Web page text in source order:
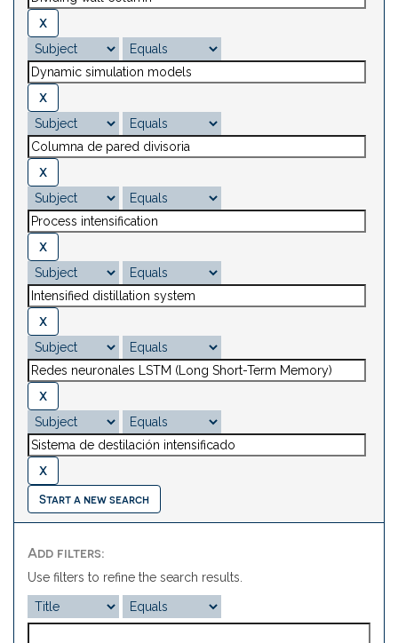
Start a new search
Add filters:
Use filters to refine the search results.